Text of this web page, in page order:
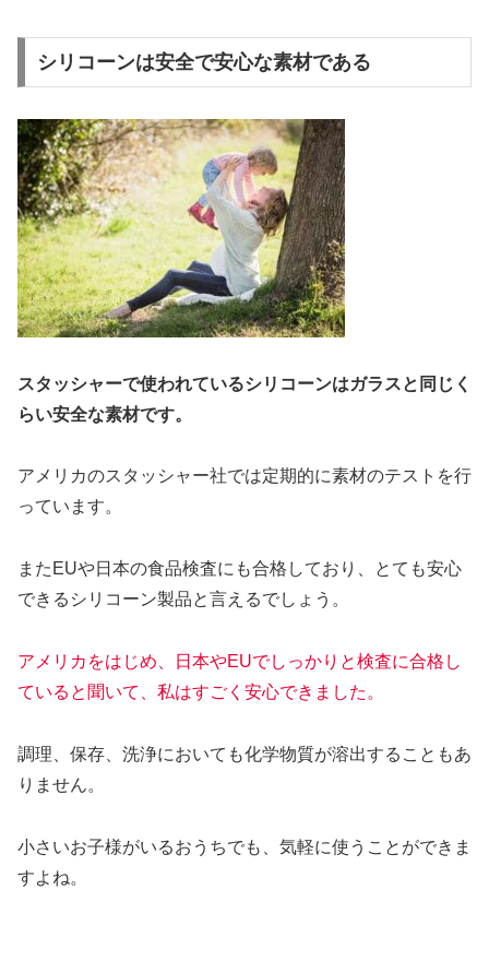
シリコーンは安全で安心な素材である
スタッシャーで使われているシリコーンはガラスと同じく
らい安全な素材です。
アメリカのスタッシャー社では定期的に素材のテストを行
っています。
またEUや日本の食品検査にも合格しており、とても安心
できるシリコーン製品と言えるでしょう。
アメリカをはじめ、日本やEUでしっかりと検査に合格し
ていると聞いて、私はすごく安心できました。
調理、保存、洗浄においても化学物質が溶出することもあ
りません。
小さいお子様がいるおうちでも、気軽に使うことができま
すよね。